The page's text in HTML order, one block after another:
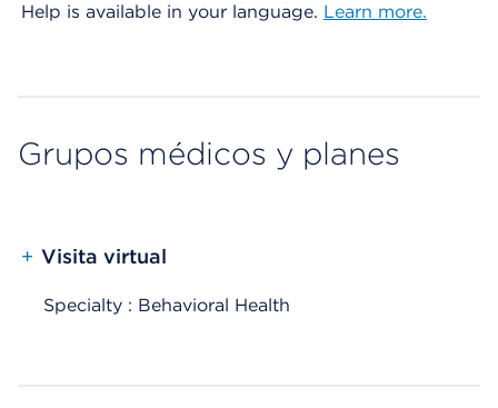
Help is available in your language. Learn more.
Grupos médicos y planes
+ Visita virtual
Specialty : Behavioral Health